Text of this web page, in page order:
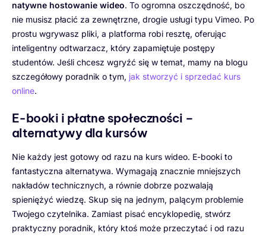
natywne hostowanie wideo. To ogromna oszczędność, bo
nie musisz płacić za zewnętrzne, drogie usługi typu Vimeo. Po
prostu wgrywasz pliki, a platforma robi resztę, oferując
inteligentny odtwarzacz, który zapamiętuje postępy
studentów. Jeśli chcesz wgryźć się w temat, mamy na blogu
szczegółowy poradnik o tym, jak stworzyć i sprzedać kurs
online.
E-booki i płatne społeczności –
alternatywy dla kursów
Nie każdy jest gotowy od razu na kurs wideo. E-booki to
fantastyczna alternatywa. Wymagają znacznie mniejszych
nakładów technicznych, a równie dobrze pozwalają
spieniężyć wiedzę. Skup się na jednym, palącym problemie
Twojego czytelnika. Zamiast pisać encyklopedię, stwórz
praktyczny poradnik, który ktoś może przeczytać i od razu